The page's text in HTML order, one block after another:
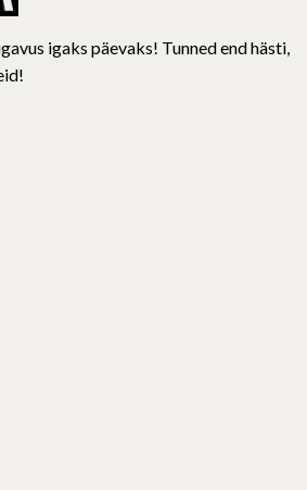
igaks päevaks! Tunned end hästi,